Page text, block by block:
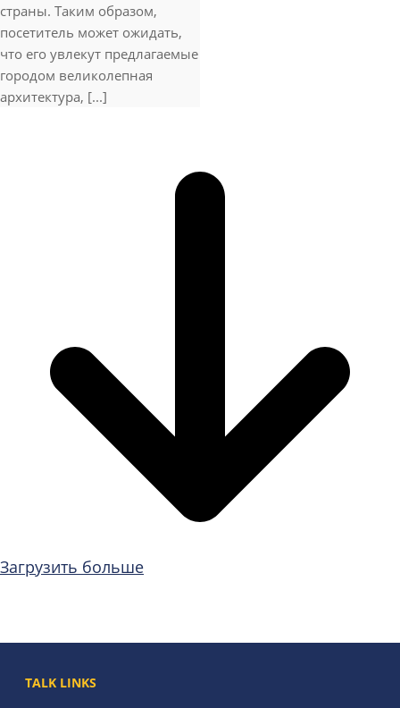
страны. Таким образом,
посетитель может ожидать,
что его увлекут предлагаемые
городом великолепная
архитектура, [...]
Загрузить больше
TALK LINKS